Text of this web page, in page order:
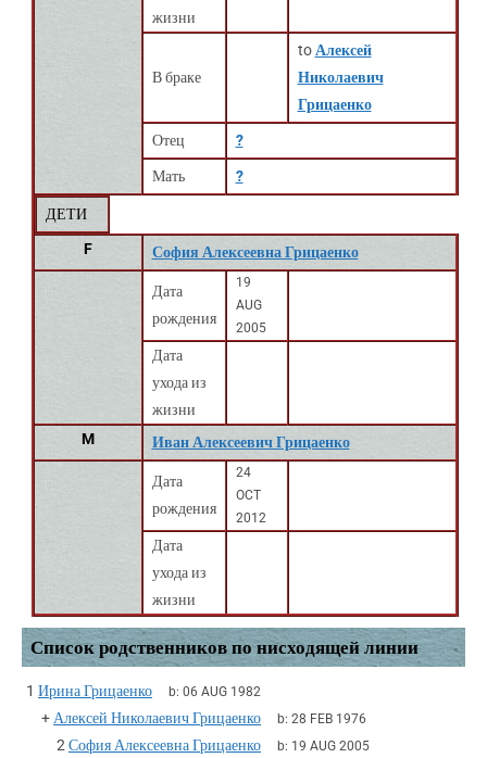
жизни
В браке
to Алексей
Николаевич
Грицаенко
Отец ?
Мать ?
ДЕТИ
F
София Алексеевна Грицаенко
Дата
рождения
19
AUG
2005
Дата
ухода из
жизни
M
Иван Алексеевич Грицаенко
Дата
рождения
24
OCT
2012
Дата
ухода из
жизни
Список родственников по нисходящей линии
1 Ирина Грицаенко b: 06 AUG 1982
+ Алексей Николаевич Грицаенко b: 28 FEB 1976
2 София Алексеевна Грицаенко b: 19 AUG 2005